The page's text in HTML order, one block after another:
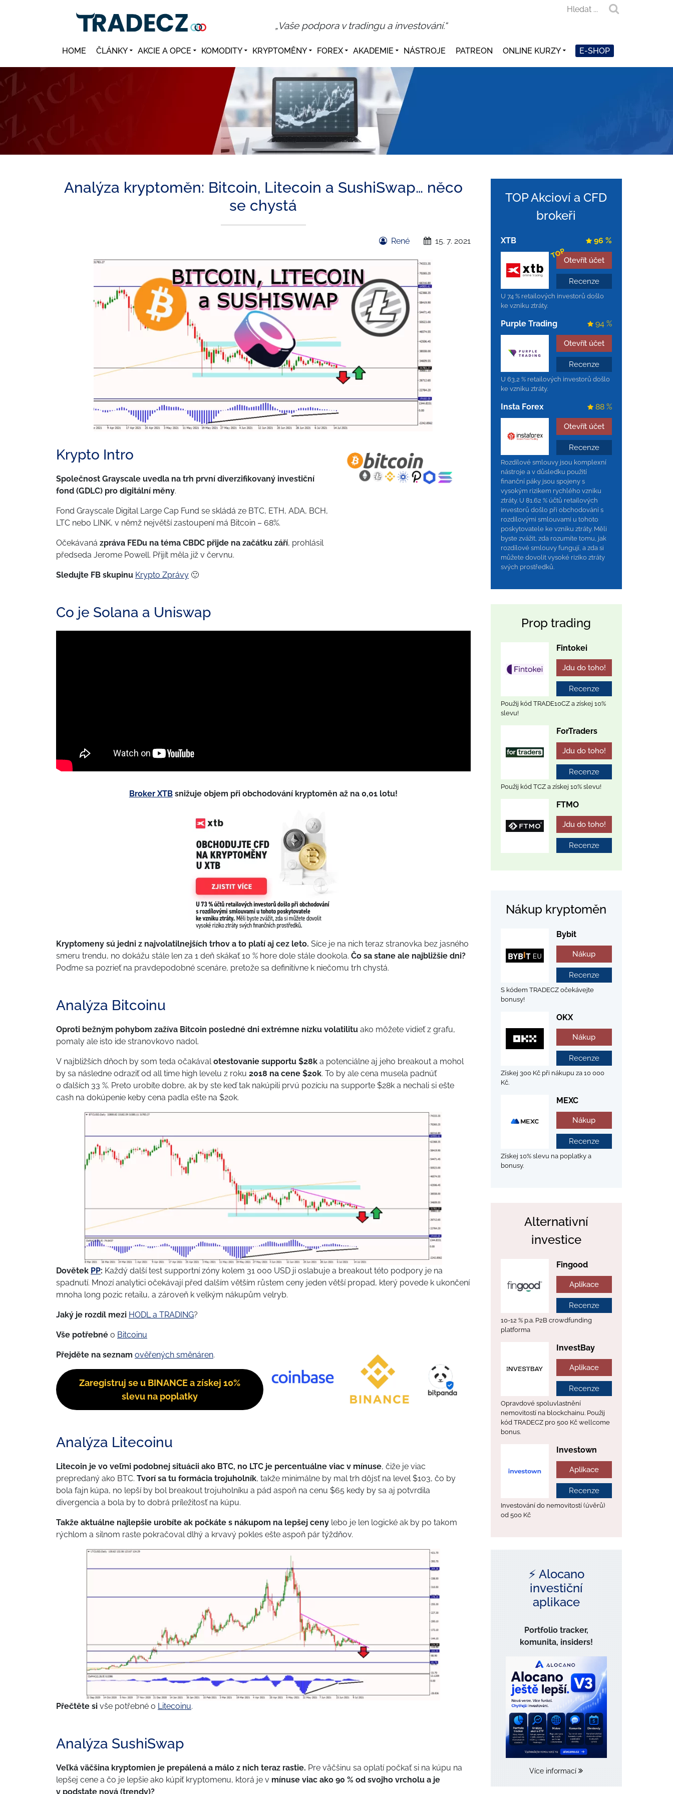
„Vaše podpora v tradingu a investování.“
HOME ČLÁNKY AKCIE A OPCE KOMODITY KRYPTOMĚNY FOREX AKADEMIE NÁSTROJE PATREON ONLINE KURZY E-SHOP
Analýza kryptoměn: Bitcoin, Litecoin a SushiSwap… něco
se chystá
René 15. 7. 2021
Krypto Intro
Společnost Grayscale uvedla na trh první diverzifikovaný investiční
fond (GDLC) pro digitální měny.
Fond Grayscale Digital Large Cap Fund se skládá ze BTC, ETH, ADA, BCH,
LTC nebo LINK, v němž největší zastoupení má Bitcoin – 68%.
Očekávaná zpráva FEDu na téma CBDC přijde na začátku září, prohlásil
předseda Jerome Powell. Přijít měla již v červnu.
Sledujte FB skupinu Krypto Zprávy 🙂
Co je Solana a Uniswap
Broker XTBsnižuje objem při obchodování kryptoměn až na 0,01 lotu!
Kryptomeny sú jedni z najvolatilnejších trhov a to platí aj cez leto. Síce je na nich teraz stranovka bez jasného
smeru trendu, no dokážu stále len za 1 deň skákať 10 % hore dole stále dookola. Čo sa stane ale najbližšie dni?
Poďme sa pozrieť na pravdepodobné scenáre, pretože sa definitívne k niečomu trh chystá.
Analýza Bitcoinu
Oproti bežným pohybom zažíva Bitcoin posledné dni extrémne nízku volatilitu ako môžete vidieť z grafu,
pomaly ale isto ide stranovkovo nadol.
V najbližších dňoch by som teda očakávalotestovanie supportu $28k a potenciálne aj jeho breakout a mohol
by sa následne odraziť od all time high levelu z roku 2018 na cene $20k. To by ale cena musela padnúť
o ďalších 33 %. Preto urobíte dobre, ak by ste keď tak nakúpili prvú pozíciu na supporte $28k a nechali si ešte
cash na dokúpenie keby cena padla ešte na $20k.
Dovětek PP: Každý další test supportní zóny kolem 31 000 USD ji oslabuje a breakout této podpory je na
spadnutí. Mnozí analytici očekávají před dalším větším růstem ceny jeden větší propad, který povede k ukončení
mnoha long pozic retailu, a zároveň k velkým nákupům velryb.
Jaký je rozdíl mezi HODL a TRADING?
Vše potřebné o Bitcoinu
Přejděte na seznam ověřených směnáren.
Zaregistruj se u BINANCE a získej 10%
slevu na poplatky
Analýza Litecoinu
Litecoin je vo veľmi podobnej situácii ako BTC, no LTC je percentuálne viac v mínuse, čiže je viac
prepredaný ako BTC. Tvorí sa tu formácia trojuholník, takže minimálne by mal trh dôjsť na level $103, čo by
bola fajn kúpa, no lepší by bol breakout trojuholníku a pád aspoň na cenu $65 kedy by sa aj potvrdila
divergencia a bola by to dobrá príležitosť na kúpu.
Takže aktuálne najlepšie urobíte ak počkáte s nákupom na lepšej ceny lebo je len logické ak by po takom
rýchlom a silnom raste pokračoval dlhý a krvavý pokles ešte aspoň pár týždňov.
Přečtěte si vše potřebné o Litecoinu.
Analýza SushiSwap
Veľká väčšina kryptomien je prepálená a málo z nich teraz rastie. Pre väčšinu sa oplatí počkať si na kúpu na
lepšej cene a čo je lepšie ako kúpiť kryptomenu, ktorá je v mínuse viac ako 90 % od svojho vrcholu a je
v podstate nová (trendy)?
TOP Akcioví a CFD
brokeři
XTB
TOP
Otevřít účet
Recenze
96 %
U 74 % retailových investorů došlo
ke vzniku ztráty.
Purple Trading
Otevřít účet
Recenze
94 %
U 63,2 % retailových investorů došlo
ke vzniku ztráty.
Insta Forex
Otevřít účet
Recenze
88 %
Rozdílové smlouvy jsou komplexní
nástroje a v důsledku použití
finanční páky jsou spojeny s
vysokým rizikem rychlého vzniku
ztráty. U 81.62 % účtů retailových
investorů došlo při obchodování s
rozdílovými smlouvami u tohoto
poskytovatele ke vzniku ztráty. Měli
byste zvážit, zda rozumíte tomu, jak
rozdílové smlouvy fungují, a zda si
můžete dovolit vysoké riziko ztráty
svých prostředků.
Prop trading
Fintokei
Jdu do toho!
Recenze
Použij kód TRADE10CZ a získej 10%
slevu!
ForTraders
Jdu do toho!
Recenze
Použij kód TCZ a získej 10% slevu!
FTMO
Jdu do toho!
Recenze
Nákup kryptoměn
Bybit
Nákup
Recenze
S kódem TRADECZ očekávejte
bonusy!
OKX
Nákup
Recenze
Získej 300 Kč při nákupu za 10 000
Kč.
MEXC
Nákup
Recenze
Získej 10% slevu na poplatky a
bonusy.
Alternativní
investice
Fingood
Aplikace
Recenze
10-12 % p.a. P2B crowdfunding
platforma
InvestBay
Aplikace
Recenze
Opravdové spoluvlastnění
nemovitostí na blockchainu. Použij
kód TRADECZ pro 500 Kč wellcome
bonus.
Investown
Aplikace
Recenze
Investování do nemovitostí (úvěrů)
od 500 Kč
⚡️ Alocano
investiční
aplikace
Portfolio tracker,
komunita, insiders!
Více informací